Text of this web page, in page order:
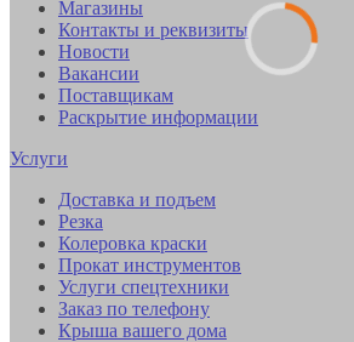
Магазины
Контакты и реквизиты
Новости
Вакансии
Поставщикам
Раскрытие информации
Услуги
Доставка и подъем
Резка
Колеровка краски
Прокат инструментов
Услуги спецтехники
Заказ по телефону
Крыша вашего дома